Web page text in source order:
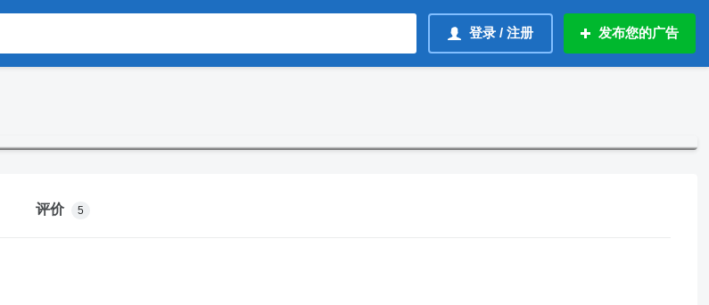
登录 / 注册 发布您的广告
评价 5